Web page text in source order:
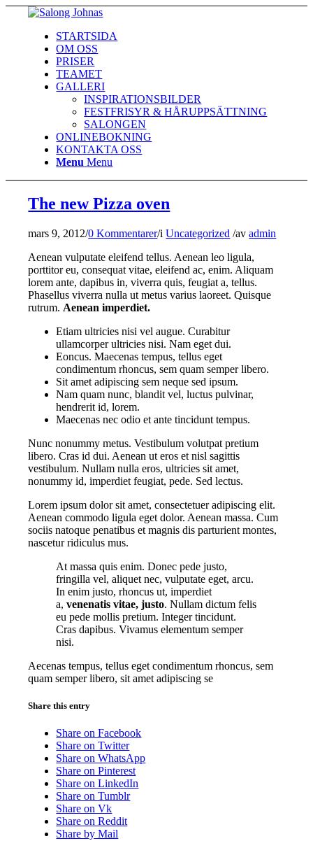
STARTSIDA
OM OSS
PRISER
TEAMET
GALLERI
INSPIRATIONSBILDER
FESTFRISYR & HÅRUPPSÄTTNING
SALONGEN
ONLINEBOKNING
KONTAKTA OSS
Menu Menu
The new Pizza oven
mars 9, 2012/0 Kommentarer/iUncategorized /avadmin
Aenean vulputate eleifend tellus. Aenean leo ligula,
porttitor eu, consequat vitae, eleifend ac, enim. Aliquam
lorem ante, dapibus in, viverra quis, feugiat a, tellus.
Phasellus viverra nulla ut metus varius laoreet. Quisque
rutrum. Aenean imperdiet.
Etiam ultricies nisi vel augue. Curabitur
ullamcorper ultricies nisi. Nam eget dui.
Eoncus. Maecenas tempus, tellus eget
condimentum rhoncus, sem quam semper libero.
Sit amet adipiscing sem neque sed ipsum.
Nam quam nunc, blandit vel, luctus pulvinar,
hendrerit id, lorem.
Maecenas nec odio et ante tincidunt tempus.
Nunc nonummy metus. Vestibulum volutpat pretium
libero. Cras id dui. Aenean ut eros et nisl sagittis
vestibulum. Nullam nulla eros, ultricies sit amet,
nonummy id, imperdiet feugiat, pede. Sed lectus.
Lorem ipsum dolor sit amet, consectetuer adipiscing elit.
Aenean commodo ligula eget dolor. Aenean massa. Cum
sociis natoque penatibus et magnis dis parturient montes,
nascetur ridiculus mus.
At massa quis enim. Donec pede justo,
fringilla vel, aliquet nec, vulputate eget, arcu.
In enim justo, rhoncus ut, imperdiet
a,venenatis vitae, justo. Nullam dictum felis
eu pede mollis pretium. Integer tincidunt.
Cras dapibus. Vivamus elementum semper
nisi.
Aecenas tempus, tellus eget condimentum rhoncus, sem
quam semper libero, sit amet adipiscing se
Share this entry
Share on Facebook
Share on Twitter
Share on WhatsApp
Share on Pinterest
Share on LinkedIn
Share on Tumblr
Share on Vk
Share on Reddit
Share by Mail